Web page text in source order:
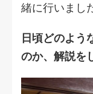
緒に行いまし
日頃どのよう
のか、解説を